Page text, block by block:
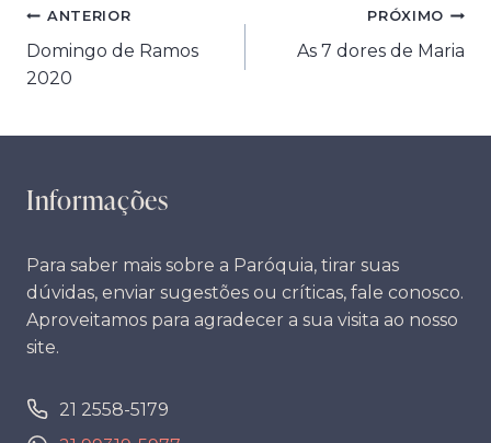
Navegação
de
ANTERIOR
Domingo de Ramos
2020
PRÓXIMO
As 7 dores de Maria
Informações
Para saber mais sobre a Paróquia, tirar suas
dúvidas, enviar sugestões ou críticas, fale conosco.
Aproveitamos para agradecer a sua visita ao nosso
site.
21 2558-5179